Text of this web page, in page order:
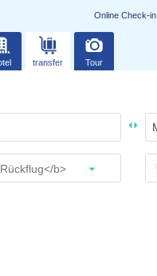
Online Check-in
transfer Tour